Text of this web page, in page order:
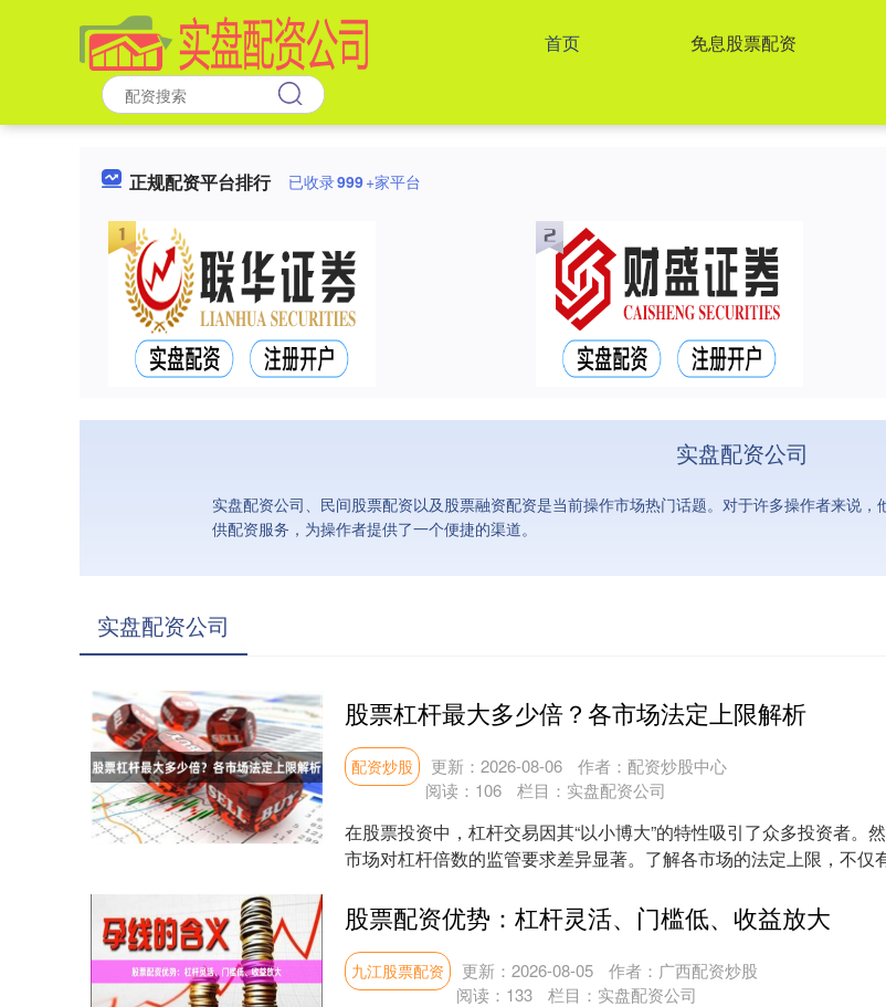
首页 免息股票配资
正规配资平台排行 已收录999+家平台
实盘配资公司
实盘配资公司、民间股票配资以及股票融资配资是当前操作市场热门话题。对于许多操作者来说
供配资服务，为操作者提供了一个便捷的渠道。
实盘配资公司
股票杠杆最大多少倍？各市场法定上限解析
配资炒股 更新：2026-08-06
作者：配资炒股中心
阅读： 106 栏目： 实盘配资公司
在股票投资中，杠杆交易因其“以小博大”的特性吸引了众多投资者。
市场对杠杆倍数的监管要求差异显著。了解各市场的法定上限，不仅
股票配资优势：杠杆灵活、门槛低、收益放大
九江股票配资 更新：2026-08-05
作者：广西配资炒股
阅读： 133 栏目： 实盘配资公司